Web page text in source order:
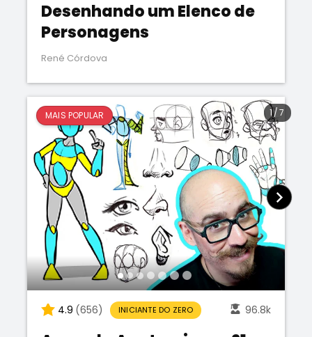
Desenhando um Elenco de
Personagens
René Córdova
MAIS POPULAR
4.9 (656) INICIANTE DO ZERO 96.8k
1/7